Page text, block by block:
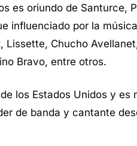
es oriundo de Santurce,
influenciado por la
Lissette, Chucho
Bravo, entre otros.
los Estados Unidos y es
de banda y cantante